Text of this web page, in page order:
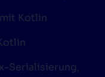
Kotlin
Serialisierung,